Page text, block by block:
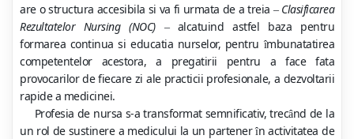
are o structura accesibila si va fi urmata de a treia –Clasificarea
Rezultatelor Nursing (NOC)
–alcatuind astfel baza pentru
formarea continua si educatia nurselor, pentru îmbunatatirea
competentelor acestora, a pregatirii pentru a face fata
provocarilor de fiecare zi ale practicii profesionale, a dezvoltarii
rapide a medicinei.
Profesia de nursa s-a transformat semnificativ, trecând de la
un rol de sustinere a medicului la un partenerîn activitatea de